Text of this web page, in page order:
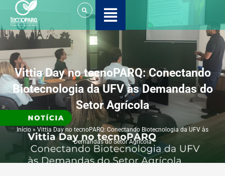
para
o
conteúdo
Vittia Day no tecnoPARQ: Conectando
Biotecnologia da UFV às Demandas do
Setor Agrícola
Início » Vittia Day no tecnoPARQ: Conectando Biotecnologia da UFV às
Demandas do Setor Agrícola